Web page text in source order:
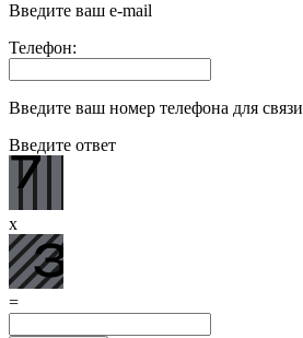
Введите ваш e-mail
Телефон:
Введите ваш номер телефона для связи
Введите ответ
x
=